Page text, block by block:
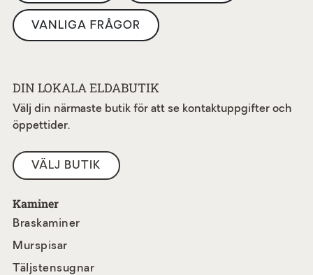
VANLIGA FRÅGOR
DIN LOKALA ELDABUTIK
Välj din närmaste butik för att se kontaktuppgifter och
öppettider.
VÄLJ BUTIK
Kaminer
Braskaminer
Murspisar
Täljstensugnar